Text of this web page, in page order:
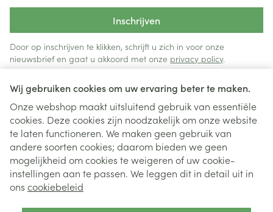
Wij gebruiken cookies om uw ervaring beter te maken.
Onze webshop maakt uitsluitend gebruik van essentiële
cookies. Deze cookies zijn noodzakelijk om onze website
te laten functioneren. We maken geen gebruik van
andere soorten cookies; daarom bieden we geen
mogelijkheid om cookies te weigeren of uw cookie-
instellingen aan te passen. We leggen dit in detail uit in
ons cookiebeleid
Inschrijven
Door op inschrijven te klikken, schrijft u zich in voor onze
nieuwsbrief en gaat u akkoord met onze privacy policy.
Juridische links